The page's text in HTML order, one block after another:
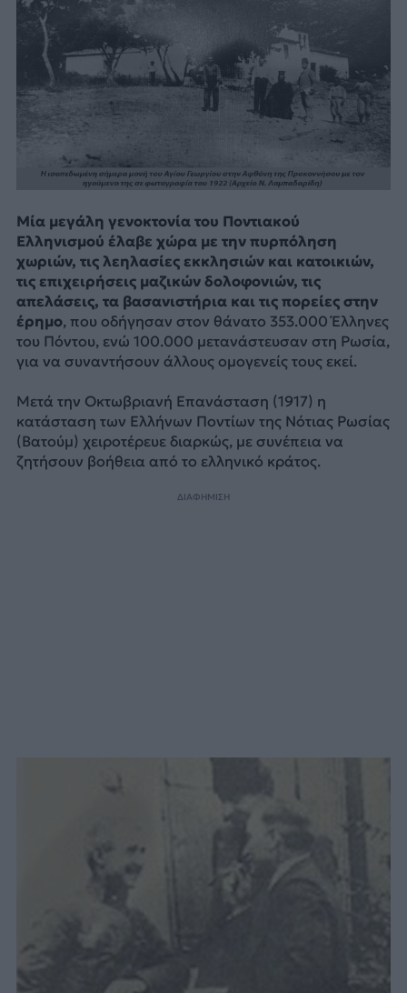
Μία μεγάλη γενοκτονία του Ποντιακού
Ελληνισμού έλαβε χώρα με την πυρπόληση
χωριών, τις λεηλασίες εκκλησιών και κατοικιών,
τις επιχειρήσεις μαζικών δολοφονιών, τις
απελάσεις, τα βασανιστήρια και τις πορείες στην
έρημο, που οδήγησαν στον θάνατο 353.000 Έλληνες
του Πόντου, ενώ 100.000 μετανάστευσαν στη Ρωσία,
για να συναντήσουν άλλους ομογενείς τους εκεί.
Μετά την Οκτωβριανή Επανάσταση (1917) η
κατάσταση των Ελλήνων Ποντίων της Νότιας Ρωσίας
(Βατούμ) χειροτέρευε διαρκώς, με συνέπεια να
ζητήσουν βοήθεια από το ελληνικό κράτος.
ΔΙΑΦΗΜΙΣΗ